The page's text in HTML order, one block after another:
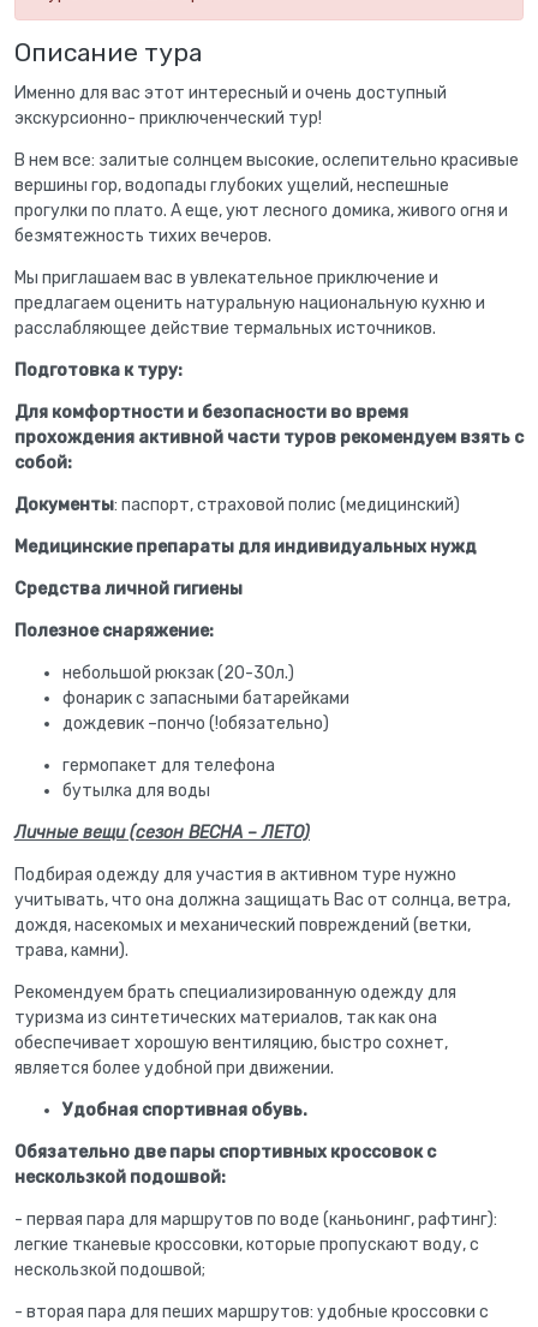
Описание тура
Именно для вас этот интересный и очень доступный
экскурсионно- приключенческий тур!
В нем все: залитые солнцем высокие, ослепительно красивые
вершины гор, водопады глубоких ущелий, неспешные
прогулки по плато. А еще, уют лесного домика, живого огня и
безмятежность тихих вечеров.
Мы приглашаем вас в увлекательное приключение и
предлагаем оценить натуральную национальную кухню и
расслабляющее действие термальных источников.
Подготовка к туру:
Для комфортности и безопасности во время
прохождения активной части туров рекомендуем взять с
собой:
Документы: паспорт, страховой полис (медицинский)
Медицинские препараты для индивидуальных нужд
Средства личной гигиены
Полезное снаряжение:
небольшой рюкзак (20-30л.)
фонарик с запасными батарейками
дождевик –пончо (!обязательно)
гермопакет для телефона
бутылка для воды
Личные вещи (сезон ВЕСНА – ЛЕТО)
Подбирая одежду для участия в активном туре нужно
учитывать, что она должна защищать Вас от солнца, ветра,
дождя, насекомых и механический повреждений (ветки,
трава, камни).
Рекомендуем брать специализированную одежду для
туризма из синтетических материалов, так как она
обеспечивает хорошую вентиляцию, быстро сохнет,
является более удобной при движении.
Удобная спортивная обувь.
Обязательно две пары спортивных кроссовок с
нескользкой подошвой:
- первая пара для маршрутов по воде (каньонинг, рафтинг):
легкие тканевые кроссовки, которые пропускают воду, с
нескользкой подошвой;
- вторая пара для пеших маршрутов: удобные кроссовки с